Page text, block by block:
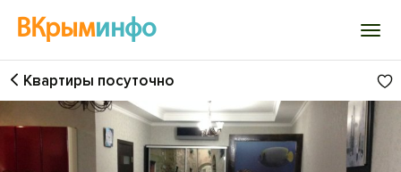
ВКрыминфо
Войти
Избранное
Квартиры посуточно